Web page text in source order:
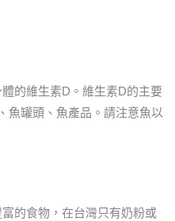
的維生素D。維生素D的主要
魚罐頭、魚產品。請注意魚以
的食物，在台灣只有奶粉或